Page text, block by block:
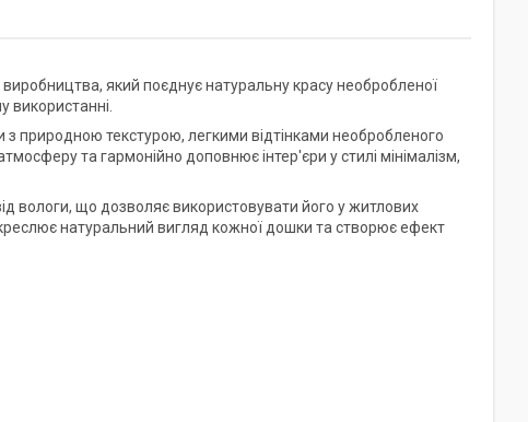
виробництва, який поєднує натуральну красу необробленої
використанні.
природною текстурою, легкими відтінками необробленого
та гармонійно доповнює інтер'єри у стилі мінімалізм,
вологи, що дозволяє використовувати його у житлових
натуральний вигляд кожної дошки та створює ефект